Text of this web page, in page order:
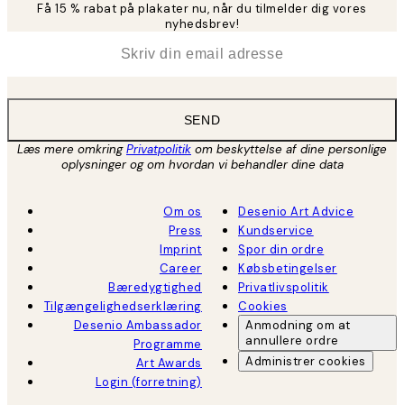
Få 15 % rabat på plakater nu, når du tilmelder dig vores
nyhedsbrev!
SEND
Læs mere omkringPrivatpolitik om beskyttelse af dine personlige
oplysninger og om hvordan vi behandler dine data
Om os
Press
Imprint
Career
Bæredygtighed
Tilgængelighedserklæring
Desenio Ambassador
Programme
Art Awards
Login (forretning)
Desenio Art Advice
Kundservice
Spor din ordre
Købsbetingelser
Privatlivspolitik
Cookies
Anmodning om at
annullere ordre
Administrer cookies